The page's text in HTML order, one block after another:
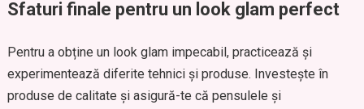
Sfaturi finale pentru un look glam perfect
Pentru a obține un look glam impecabil, practicează și
experimentează diferite tehnici și produse. Investește în
produse de calitate și asigură-te că pensulele și